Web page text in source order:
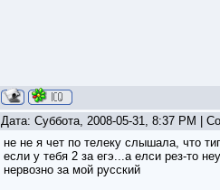
Дата: Суббота, 2008-05-31, 8:37 PM |
не не я чет по телеку слышала, что
если у тебя 2 за егэ...а елси рез-то
нервозно за мой русский